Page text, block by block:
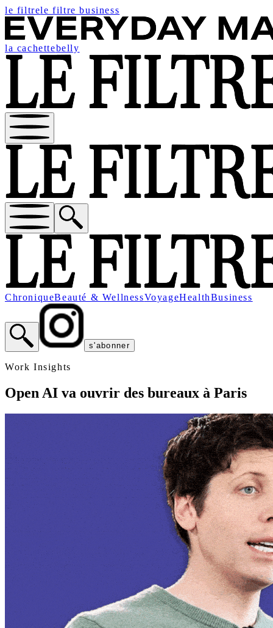
le filtrele filtre business
la cachettebelly
ChroniqueBeauté & WellnessVoyageHealthBusiness
s'abonner
Work Insights
Open AI va ouvrir des bureaux à Paris